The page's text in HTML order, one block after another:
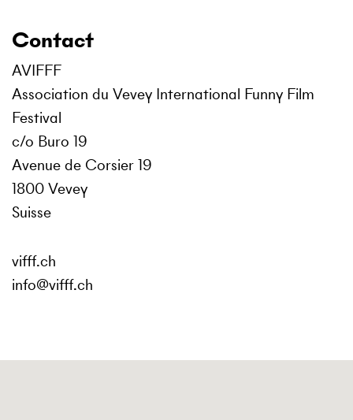
Contact
AVIFFF
Association du Vevey International Funny Film
Festival
c/o Buro 19
Avenue de Corsier 19
1800 Vevey
Suisse
vifff.ch
info@vifff.ch